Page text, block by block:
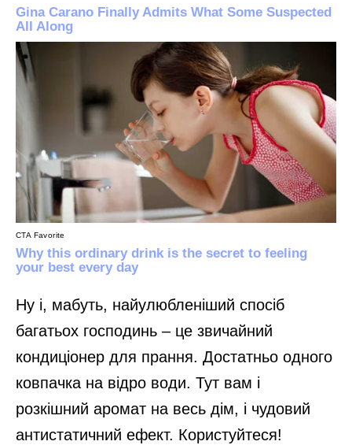
Ну і, мабуть, найулюбленіший спосіб
багатьох господинь – це звичайний
кондиціонер для прання. Достатньо одного
ковпачка на відро води. Тут вам і
розкішний аромат на весь дім, і чудовий
антистатичний ефект. Користуйтеся!